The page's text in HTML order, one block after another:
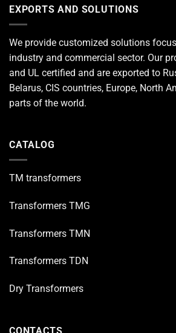
EXPORTS AND SOLUTIONS
We provide customized solutions
industry and commercial sector. Our
and UL certified and are exported to
Belarus, CIS countries, Europe, North
parts of the world.
CATALOG
TM transformers
Transformers TMG
Transformers TMN
Transformers TDN
Dry Transformers